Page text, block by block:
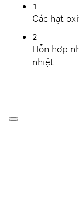
1
Các hạt
2
Hỗn hợp
nhiệt